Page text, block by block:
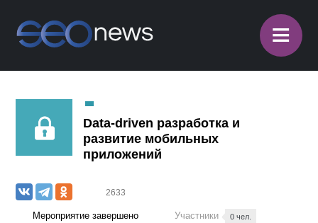
≡
Data-driven разработка и
развитие мобильных
приложений
2633
Мероприятие завершено Участники 0 чел.